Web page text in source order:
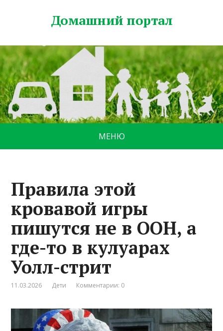
Домашний портал
МЕНЮ
Правила этой
кровавой игры
пишутся не в ООН, а
где-то в кулуарах
Уолл-стрит
11.03.2026 Дети Комментарии: 0